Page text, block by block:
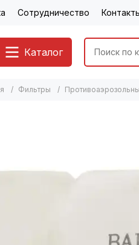
Сотрудничество
Каталог
Фильтры